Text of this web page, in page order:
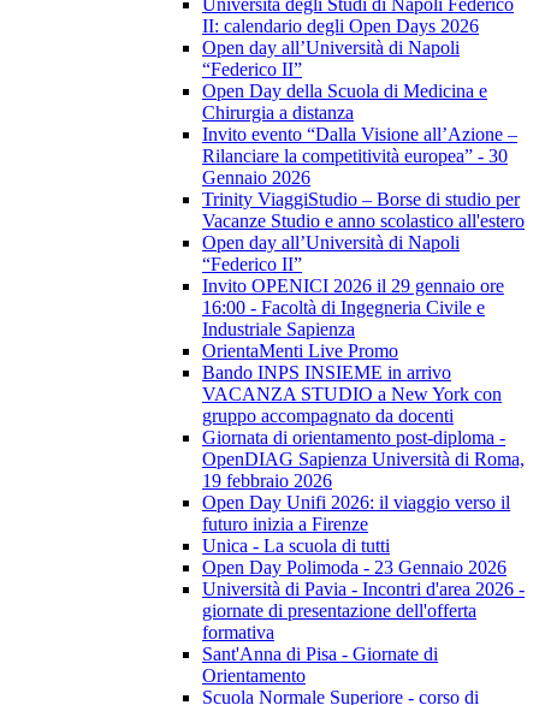
Università degli Studi di Napoli Federico
II: calendario degli Open Days 2026
Open day all’Università di Napoli
“Federico II”
Open Day della Scuola di Medicina e
Chirurgia a distanza
Invito evento “Dalla Visione all’Azione –
Rilanciare la competitività europea” - 30
Gennaio 2026
Trinity ViaggiStudio – Borse di studio per
Vacanze Studio e anno scolastico all'estero
Open day all’Università di Napoli
“Federico II”
Invito OPENICI 2026 il 29 gennaio ore
16:00 - Facoltà di Ingegneria Civile e
Industriale Sapienza
OrientaMenti Live Promo
Bando INPS INSIEME in arrivo
VACANZA STUDIO a New York con
gruppo accompagnato da docenti
Giornata di orientamento post-diploma -
OpenDIAG Sapienza Università di Roma,
19 febbraio 2026
Open Day Unifi 2026: il viaggio verso il
futuro inizia a Firenze
Unica - La scuola di tutti
Open Day Polimoda - 23 Gennaio 2026
Università di Pavia - Incontri d'area 2026 -
giornate di presentazione dell'offerta
formativa
Sant'Anna di Pisa - Giornate di
Orientamento
Scuola Normale Superiore - corso di